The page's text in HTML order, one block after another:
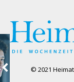
© 2021